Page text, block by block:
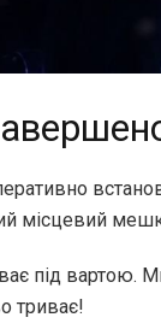
місцевий
під вартою.
триває!